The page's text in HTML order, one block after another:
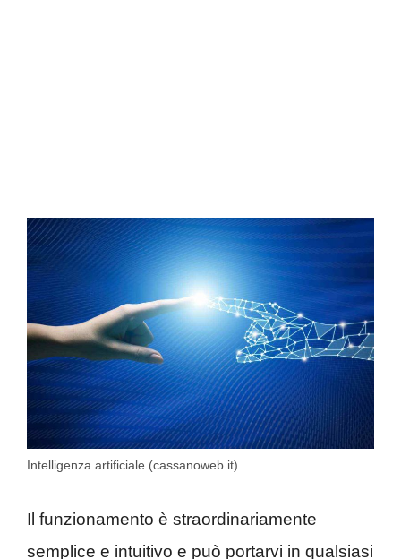
Intelligenza artificiale (cassanoweb.it)
Il funzionamento è straordinariamente
semplice e intuitivo e può portarvi in qualsiasi